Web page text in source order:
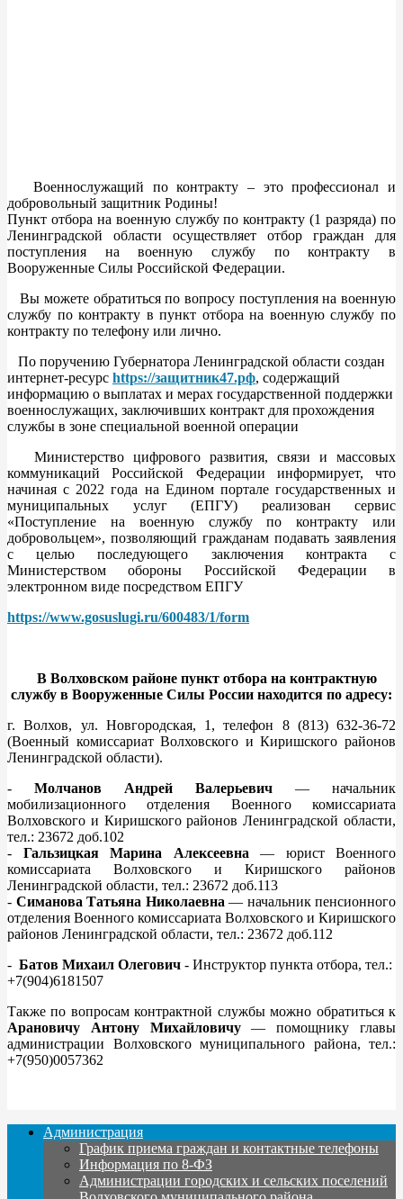
Военнослужащий по контракту – это профессионал и
добровольный защитник Родины!
Пункт отбора на военную службу по контракту (1 разряда) по
Ленинградской области осуществляет отбор граждан для
поступления на военную службу по контракту в
Вооруженные Силы Российской Федерации.
Вы можете обратиться по вопросу поступления на военную
службу по контракту в пункт отбора на военную службу по
контракту по телефону или лично.
По поручению Губернатора Ленинградской области создан
интернет-ресурс https://защитник47.рф, содержащий
информацию о выплатах и мерах государственной поддержки
военнослужащих, заключивших контракт для прохождения
службы в зоне специальной военной операции
Министерство цифрового развития, связи и массовых
коммуникаций Российской Федерации информирует, что
начиная с 2022 года на Едином портале государственных и
муниципальных услуг (ЕПГУ) реализован сервис
«Поступление на военную службу по контракту или
добровольцем», позволяющий гражданам подавать заявления
с целью последующего заключения контракта с
Министерством обороны Российской Федерации в
электронном виде посредством ЕПГУ
https://www.gosuslugi.ru/600483/1/form
В Волховском районе пункт отбора на контрактную
службу в Вооруженные Силы России находится по адресу:
г. Волхов, ул. Новгородская, 1, телефон 8 (813) 632-36-72
(Военный комиссариат Волховского и Киришского районов
Ленинградской области).
- Молчанов Андрей Валерьевич — начальник
мобилизационного отделения Военного комиссариата
Волховского и Киришского районов Ленинградской области,
тел.: 23672 доб.102
- Гальзицкая Марина Алексеевна — юрист Военного
комиссариата Волховского и Киришского районов
Ленинградской области, тел.: 23672 доб.113
- Симанова Татьяна Николаевна — начальник пенсионного
отделения Военного комиссариата Волховского и Киришского
районов Ленинградской области, тел.: 23672 доб.112
- Батов Михаил Олегович - Инструктор пункта отбора, тел.:
+7(904)6181507
Также по вопросам контрактной службы можно обратиться к
Арановичу Антону Михайловичу— помощнику главы
администрации Волховского муниципального района, тел.:
+7(950)0057362
Администрация
График приема граждан и контактные телефоны
Информация по 8-ФЗ
Администрации городских и сельских поселений